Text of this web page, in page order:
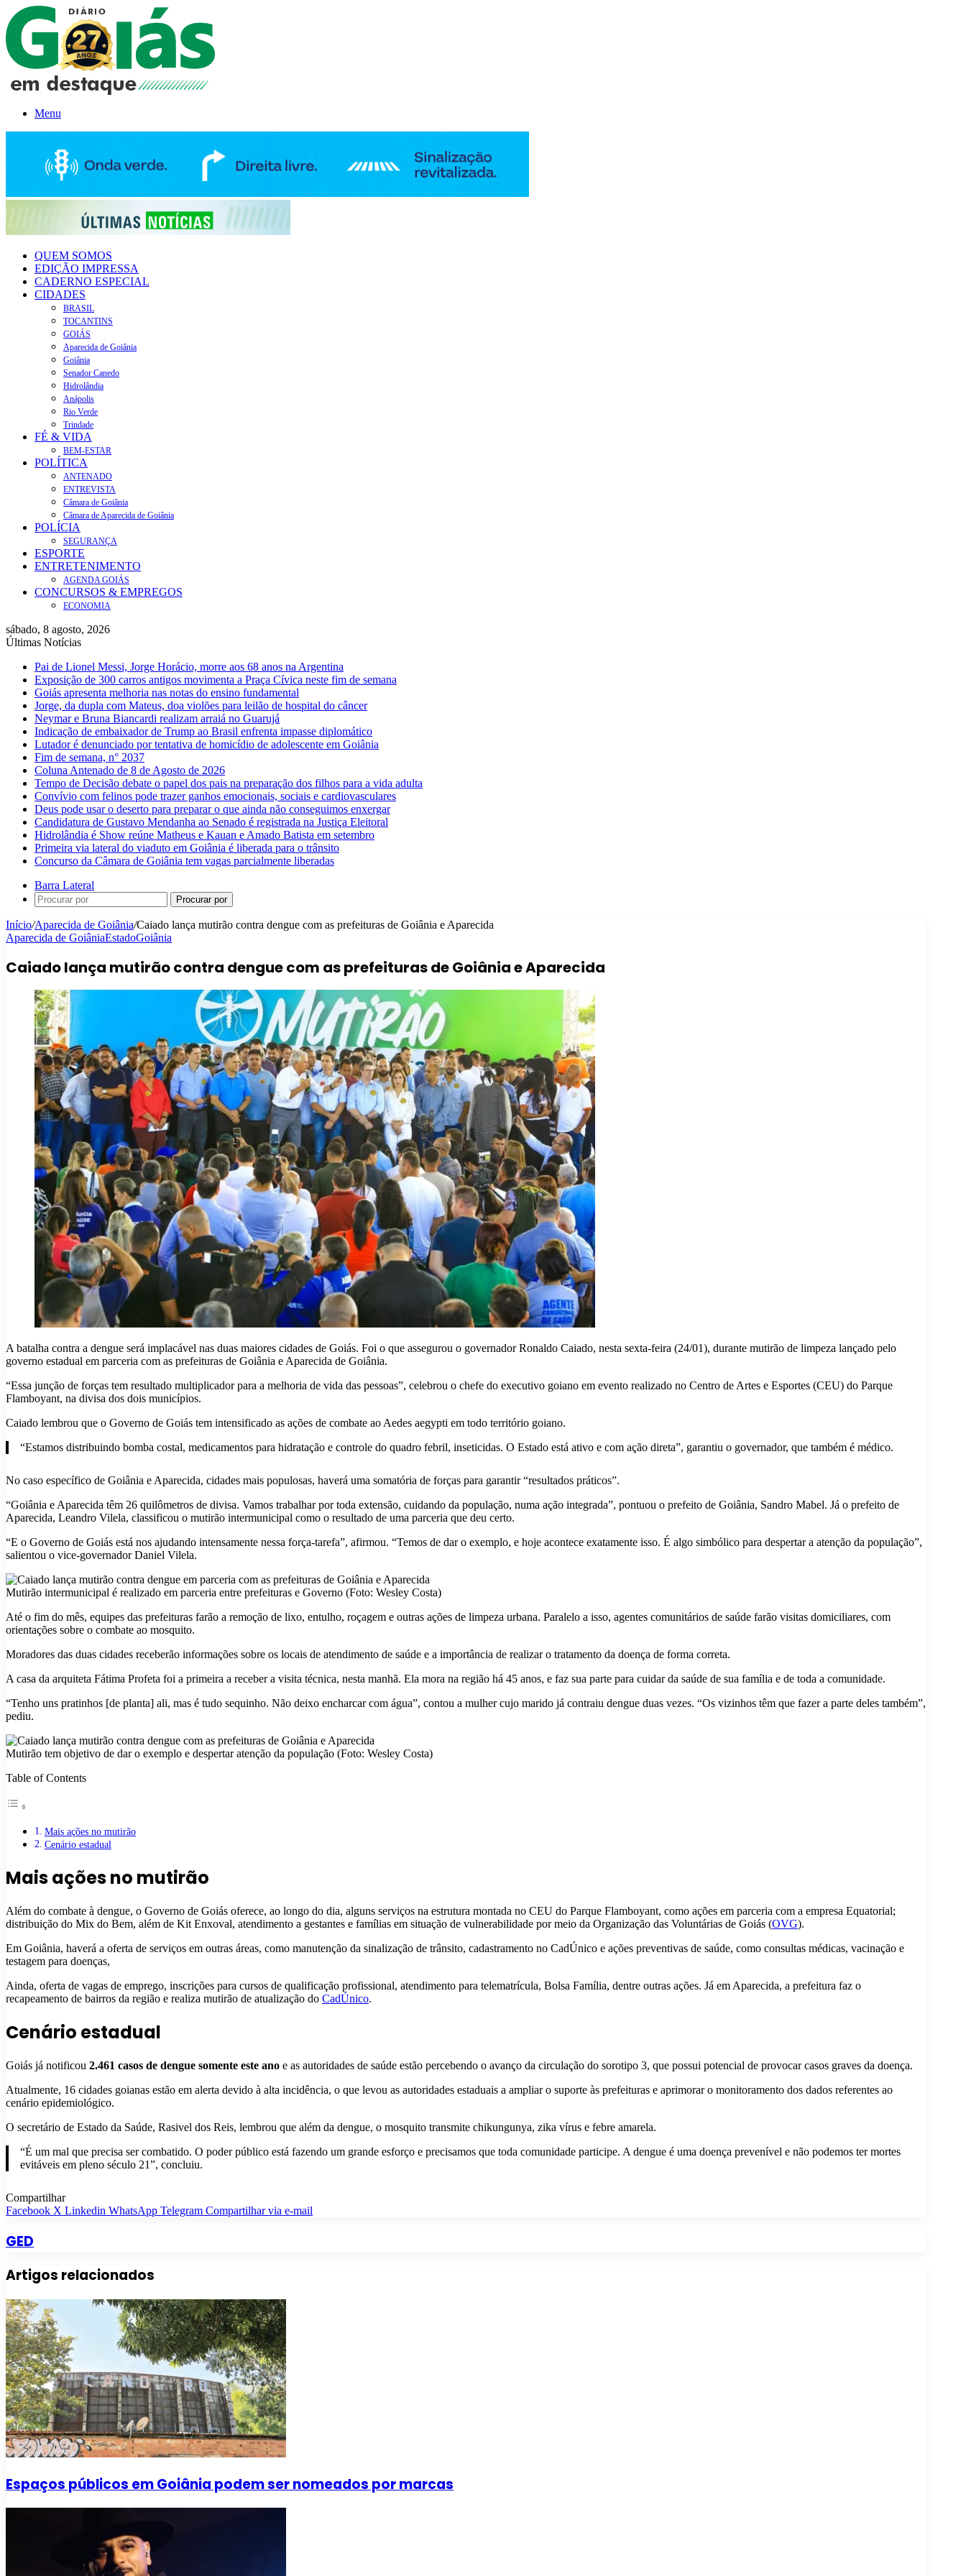
Menu
QUEM SOMOS
EDIÇÃO IMPRESSA
CADERNO ESPECIAL
CIDADES
BRASIL
TOCANTINS
GOIÁS
Aparecida de Goiânia
Goiânia
Senador Canedo
Hidrolândia
Anápolis
Rio Verde
Trindade
FÉ & VIDA
BEM-ESTAR
POLÍTICA
ANTENADO
ENTREVISTA
Câmara de Goiânia
Câmara de Aparecida de Goiânia
POLÍCIA
SEGURANÇA
ESPORTE
ENTRETENIMENTO
AGENDA GOIÁS
CONCURSOS & EMPREGOS
ECONOMIA
sábado, 8 agosto, 2026
Últimas Notícias
Pai de Lionel Messi, Jorge Horácio, morre aos 68 anos na Argentina
Exposição de 300 carros antigos movimenta a Praça Cívica neste fim de semana
Goiás apresenta melhoria nas notas do ensino fundamental
Jorge, da dupla com Mateus, doa violões para leilão de hospital do câncer
Neymar e Bruna Biancardi realizam arraiá no Guarujá
Indicação de embaixador de Trump ao Brasil enfrenta impasse diplomático
Lutador é denunciado por tentativa de homicídio de adolescente em Goiânia
Fim de semana, n° 2037
Coluna Antenado de 8 de Agosto de 2026
Tempo de Decisão debate o papel dos pais na preparação dos filhos para a vida adulta
Convívio com felinos pode trazer ganhos emocionais, sociais e cardiovasculares
Deus pode usar o deserto para preparar o que ainda não conseguimos enxergar
Candidatura de Gustavo Mendanha ao Senado é registrada na Justiça Eleitoral
Hidrolândia é Show reúne Matheus e Kauan e Amado Batista em setembro
Primeira via lateral do viaduto em Goiânia é liberada para o trânsito
Concurso da Câmara de Goiânia tem vagas parcialmente liberadas
Barra Lateral
Procurar por
Início/Aparecida de Goiânia/Caiado lança mutirão contra dengue com as prefeituras de Goiânia e Aparecida
Aparecida de GoiâniaEstadoGoiânia
Caiado lança mutirão contra dengue com as prefeituras de Goiânia e Aparecida
A batalha contra a dengue será implacável nas duas maiores cidades de Goiás. Foi o que assegurou o governador Ronaldo Caiado, nesta sexta-feira (24/01), durante mutirão de limpeza lançado pelo
governo estadual em parceria com as prefeituras de Goiânia e Aparecida de Goiânia.
“Essa junção de forças tem resultado multiplicador para a melhoria de vida das pessoas”, celebrou o chefe do executivo goiano em evento realizado no Centro de Artes e Esportes (CEU) do Parque
Flamboyant, na divisa dos dois municípios.
Caiado lembrou que o Governo de Goiás tem intensificado as ações de combate ao Aedes aegypti em todo território goiano.
“Estamos distribuindo bomba costal, medicamentos para hidratação e controle do quadro febril, inseticidas. O Estado está ativo e com ação direta”, garantiu o governador, que também é médico.
No caso específico de Goiânia e Aparecida, cidades mais populosas, haverá uma somatória de forças para garantir “resultados práticos”.
“Goiânia e Aparecida têm 26 quilômetros de divisa. Vamos trabalhar por toda extensão, cuidando da população, numa ação integrada”, pontuou o prefeito de Goiânia, Sandro Mabel. Já o prefeito de
Aparecida, Leandro Vilela, classificou o mutirão intermunicipal como o resultado de uma parceria que deu certo.
“E o Governo de Goiás está nos ajudando intensamente nessa força-tarefa”, afirmou. “Temos de dar o exemplo, e hoje acontece exatamente isso. É algo simbólico para despertar a atenção da população”,
salientou o vice-governador Daniel Vilela.
Mutirão intermunicipal é realizado em parceria entre prefeituras e Governo (Foto: Wesley Costa)
Até o fim do mês, equipes das prefeituras farão a remoção de lixo, entulho, roçagem e outras ações de limpeza urbana. Paralelo a isso, agentes comunitários de saúde farão visitas domiciliares, com
orientações sobre o combate ao mosquito.
Moradores das duas cidades receberão informações sobre os locais de atendimento de saúde e a importância de realizar o tratamento da doença de forma correta.
A casa da arquiteta Fátima Profeta foi a primeira a receber a visita técnica, nesta manhã. Ela mora na região há 45 anos, e faz sua parte para cuidar da saúde de sua família e de toda a comunidade.
“Tenho uns pratinhos [de planta] ali, mas é tudo sequinho. Não deixo encharcar com água”, contou a mulher cujo marido já contraiu dengue duas vezes. “Os vizinhos têm que fazer a parte deles também”,
pediu.
Mutirão tem objetivo de dar o exemplo e despertar atenção da população (Foto: Wesley Costa)
Table of Contents
Mais ações no mutirão
Cenário estadual
Mais ações no mutirão
Além do combate à dengue, o Governo de Goiás oferece, ao longo do dia, alguns serviços na estrutura montada no CEU do Parque Flamboyant, como ações em parceria com a empresa Equatorial;
distribuição do Mix do Bem, além de Kit Enxoval, atendimento a gestantes e famílias em situação de vulnerabilidade por meio da Organização das Voluntárias de Goiás (OVG).
Em Goiânia, haverá a oferta de serviços em outras áreas, como manutenção da sinalização de trânsito, cadastramento no CadÚnico e ações preventivas de saúde, como consultas médicas, vacinação e
testagem para doenças,
Ainda, oferta de vagas de emprego, inscrições para cursos de qualificação profissional, atendimento para telematrícula, Bolsa Família, dentre outras ações. Já em Aparecida, a prefeitura faz o
recapeamento de bairros da região e realiza mutirão de atualização do CadÚnico.
Cenário estadual
Goiás já notificou 2.461 casos de dengue somente este ano e as autoridades de saúde estão percebendo o avanço da circulação do sorotipo 3, que possui potencial de provocar casos graves da doença.
Atualmente, 16 cidades goianas estão em alerta devido à alta incidência, o que levou as autoridades estaduais a ampliar o suporte às prefeituras e aprimorar o monitoramento dos dados referentes ao
cenário epidemiológico.
O secretário de Estado da Saúde, Rasivel dos Reis, lembrou que além da dengue, o mosquito transmite chikungunya, zika vírus e febre amarela.
“É um mal que precisa ser combatido. O poder público está fazendo um grande esforço e precisamos que toda comunidade participe. A dengue é uma doença prevenível e não podemos ter mortes
evitáveis em pleno século 21”, concluiu.
Compartilhar
Facebook X Linkedin WhatsApp Telegram Compartilhar via e-mail
GED
Artigos relacionados
Espaços públicos em Goiânia podem ser nomeados por marcas